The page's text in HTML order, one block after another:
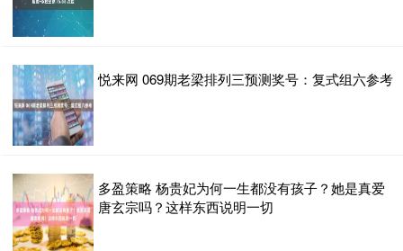
悦来网 069期老梁排列三预测奖号：复式组六参考
多盈策略 杨贵妃为何一生都没有孩子？她是真爱
唐玄宗吗？这样东西说明一切